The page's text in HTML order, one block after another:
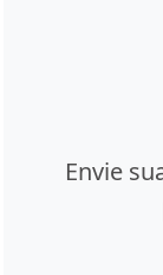
Envie